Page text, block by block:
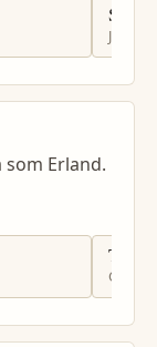
Siv
Erland.
Trond